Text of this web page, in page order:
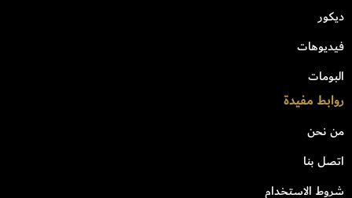
ديكور
فيديوهات
البومات
روابط مفيدة
من نحن
اتصل بنا
شروط الاستخدام